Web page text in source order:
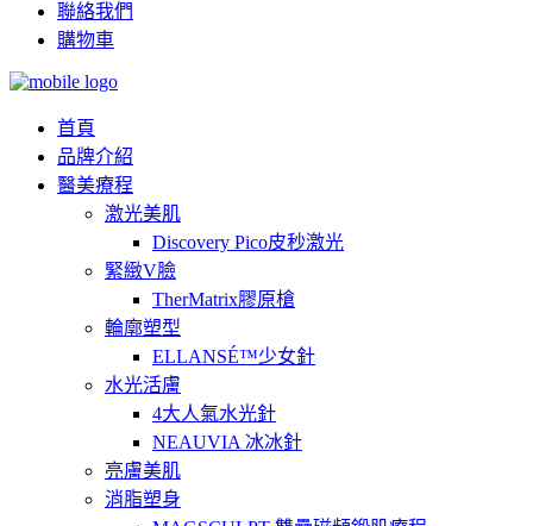
聯絡我們
購物車
首頁
品牌介紹
醫美療程
激光美肌
Discovery Pico皮秒激光
緊緻V臉
TherMatrix膠原槍
輪廓塑型
ELLANSÉ™少女針
水光活膚
4大人氣水光針
NEAUVIA 冰冰針
亮膚美肌
消脂塑身